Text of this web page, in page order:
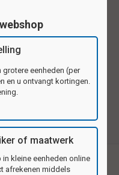
gedrukt op 1e kwaliteit
eenheden (per
en u ontvangt kortingen.
of maatwerk
kleine eenheden online
afrekenen middels